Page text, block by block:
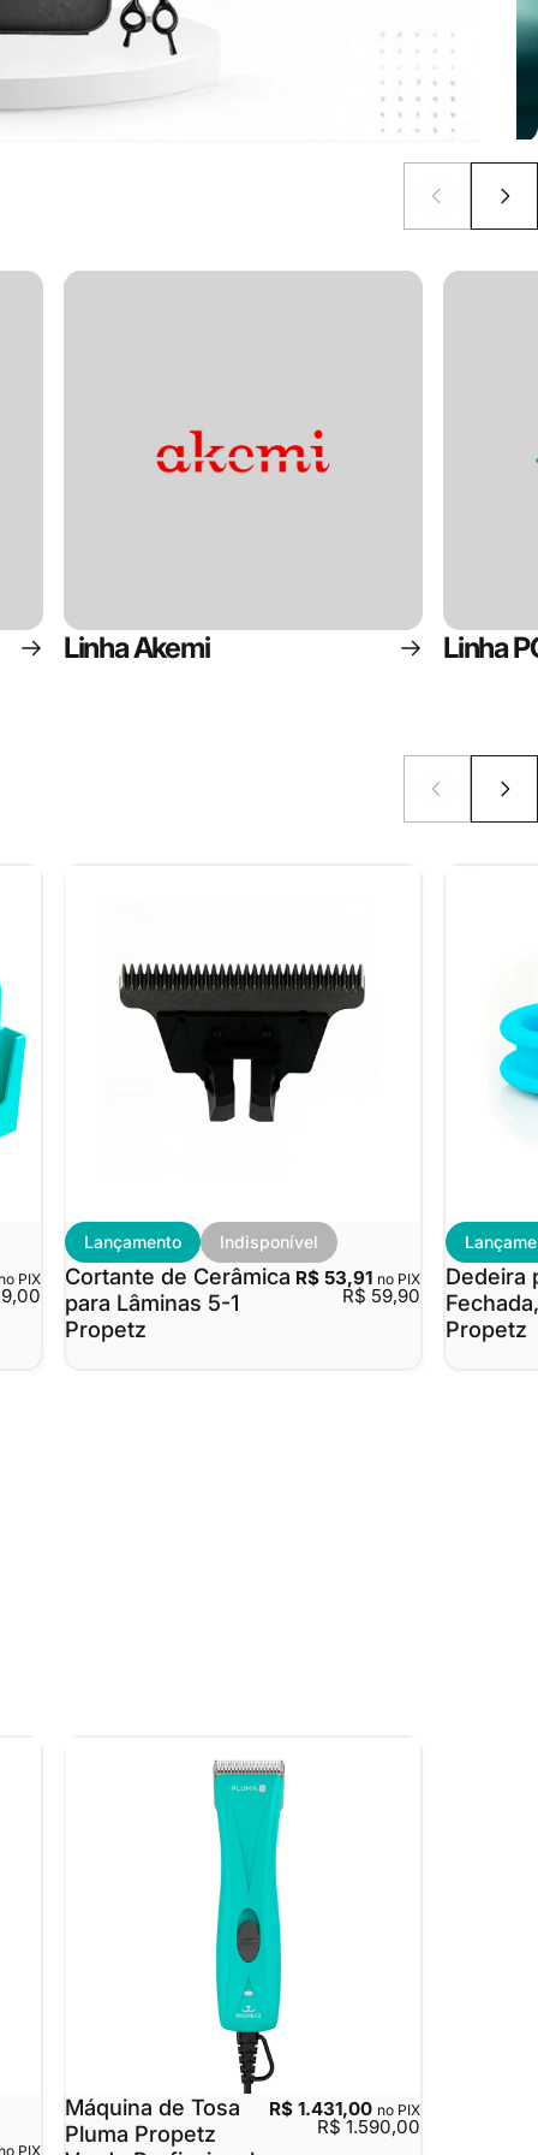
Linha Akemi Linha
no PIX
Lançamento Indisponível
Cortante de Cerâmica
para Lâminas 5-1
Propetz
R$ 53,91 no PIX
R$ 59,90
Dedeira
Propetz
no PIX
Máquina de Tosa
Pluma Propetz
R$ 1.431,00 no PIX
R$ 1.590,00